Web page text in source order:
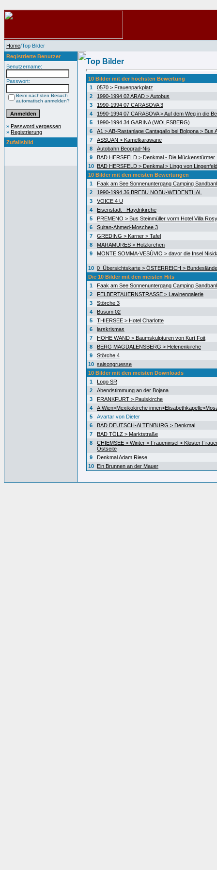
Home/Top Bilder
Registrierte Benutzer
Benutzername:
Passwort:
Beim nächsten Besuch
automatisch anmelden?
» Password vergessen
» Registrierung
Zufallsbild
Top Bilder
10 Bilder mit der höchsten Bewertung
1
0570 > Frauenparkplatz
2
1990-1994 02 ARAD > Autobus
3
1990-1994 07 CARASOVA 3
4
1990-1994 07 CARASOVA > Auf dem Weg in die
5
1990-1994 34 GARINA (WOLFSBERG)
6
A1 > AB-Rastanlage Cantagallo bei Bolgona > Bus
7
ASSUAN > Kamelkarawane
8
Autobahn Beograd-Nis
9
BAD HERSFELD > Denkmal - Die Mückenstürmer
10 BAD HERSFELD > Denkmal > Lingg von Lingenfeld
10 Bilder mit den meisten Bewertungen
1
Faak am See Sonnenuntergang Camping
2
1990-1994 36 BREBU NOBU-WEIDENTHAL
3
VOICE 4 U
4
Eisenstadt - Haydnkirche
5
PREMENO > Bus Steinmüller vorm Hotel Villa Rosy
6
Sultan-Ahmed-Moschee 3
7
GREDING > Karner > Tafel
8
MARAMURES > Holzkirchen
9
MONTE SOMMA-VESÚVIO > davor die Insel
10 0_Übersichtskarte > ÖSTERREICH >
Die 10 Bilder mit den meisten Hits
1
Faak am See Sonnenuntergang Camping
2
FELBERTAUERNSTRASSE > Lawinengalerie
3
Störche 3
4
Büsum 02
5
THIERSEE > Hotel Charlotte
6
larskrismas
7
HOHE WAND > Baumskulpturen von Kurt Foit
8
BERG MAGDALENSBERG > Helenenkirche
9
Störche 4
10 saisongruesse
10 Bilder mit den meisten Downloads
1
Logo SR
2
Abendstimmung an der Bojana
3
FRANKFURT > Paulskirche
4
A:Wien>Mexikokirche
5
Avartar von Dieter
6
BAD DEUTSCH-ALTENBURG > Denkmal
7
BAD TÖLZ > Marktstraße
8
CHIEMSEE > Winter > Fraueninsel > Kloster
Ostseite
9
Denkmal Adam Riese
10 Ein Brunnen an der Mauer